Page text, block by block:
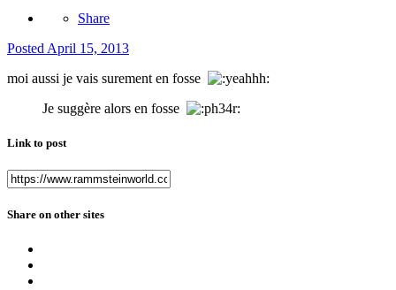
Share
Posted April 15, 2013
moi aussi je vais surement en fosse
Je suggère alors en fosse
Link to post
Share on other sites